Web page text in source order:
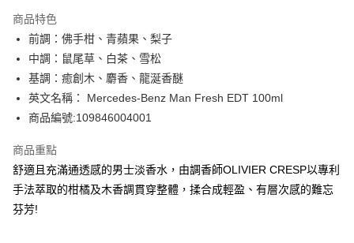
PayMe
WeChat Pay
BoC Pay
順豐自助櫃 - 確認發貨後1-3個工作天送達
每筆HK$65.00，滿HK$300.00或以上免運費
順豐站及營業點 - 確認發貨後1-3個工作天送達
商品特色
前調：佛手柑、青蘋果、梨子
中調：鼠尾草、白茶、雪松
基調：癒創木、麝香、龍涎香醚
英文名稱： Mercedes-Benz Man Fresh EDT 100ml
商品編號:109846004001
商品重點
舒適且充滿通透感的男士淡香水，由調香師OLIVIER CRESP以專利
手法萃取的柑橘及木香調貫穿整體，揉合成輕盈、有層次感的難忘
芬芳!